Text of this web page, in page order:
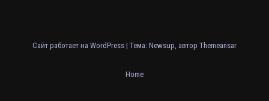
Сайт работает на WordPress | Тема: Newsup, автор Themeansar
Home